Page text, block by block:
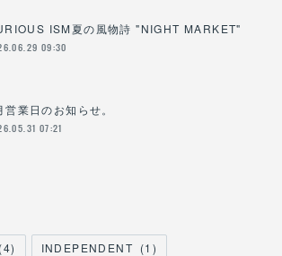
ISM夏の風物詩 "NIGHT MARKET"
09:30
営業日のお知らせ。
07:21
(4) INDEPENDENT (1 )